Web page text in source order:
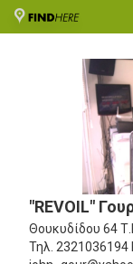
"REVOIL"
Θουκυδίδου 64
Τηλ. 2321036194